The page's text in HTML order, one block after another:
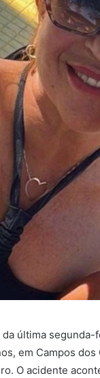
da última segunda-
em Campos
O acidente